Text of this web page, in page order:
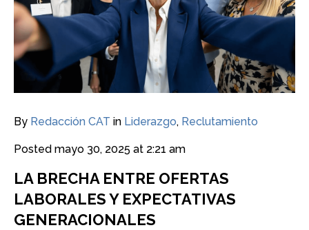
By Redacción CAT in Liderazgo, Reclutamiento
Posted mayo 30, 2025 at 2:21 am
LA BRECHA ENTRE OFERTAS
LABORALES Y EXPECTATIVAS
GENERACIONALES